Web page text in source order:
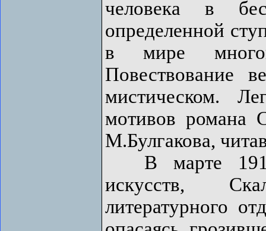
человека в
определенной
в мире
Повествование
мистическом.
мотивов романа
М.Булгакова,
В марте 1917
искусств,
литературного